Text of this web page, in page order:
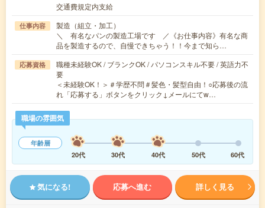
交通費規定内支給
仕事内容
製造（組立・加工）
＼ 有名なパンの製造工場です ／《お仕事内容》有名な商
品を製造するので、自慢できちゃう！！今まで知ら…
応募資格
職種未経験OK / ブランクOK / パソコンスキル不要 / 英語力不
要
＜未経験OK！＞＃学歴不問＃髪色・髪型自由！○応募後の流
れ「応募する」ボタンをクリック↓メールにてw…
職場の雰囲気
年齢層
20代
30代 40代 50代 60代
気になる! 応募へ進む 詳しく見る